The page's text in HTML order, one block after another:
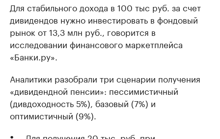
Для стабильного дохода в 100 тыс руб. за счет
дивидендов нужно инвестировать в фондовый
рынок от 13,3 млн руб., говорится в
исследовании финансового маркетплейса
«Банки.ру».
Аналитики разобрали три сценарии получения
«дивидендной пенсии»: пессимистичный
(дивдоходность 5%), базовый (7%) и
оптимистичный (9%).